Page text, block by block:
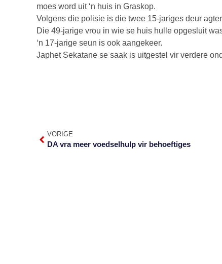
moes word uit ‘n huis in Graskop.
Volgens die polisie is die twee 15-jariges deur
Die 49-jarige vrou in wie se huis hulle opgesluit
‘n 17-jarige seun is ook aangekeer.
Japhet Sekatane se saak is uitgestel vir verdere
VORIGE
DA vra meer voedselhulp vir behoeftiges